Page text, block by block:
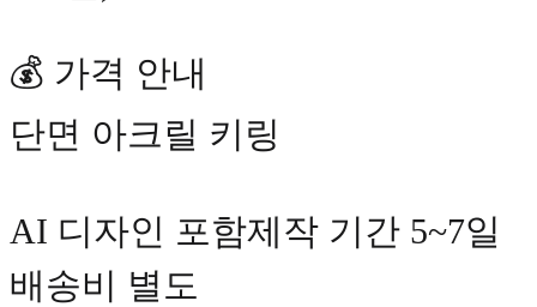
💰 가격 안내
단면 아크릴 키링
AI 디자인 포함제작 기간 5~7일
배송비 별도